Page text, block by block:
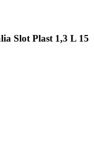
Slot Plast 1,3 L 15